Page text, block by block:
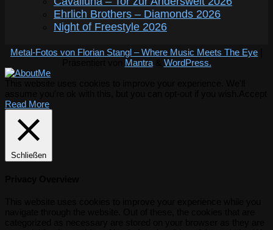
Ehrlich Brothers – Diamonds 2026
Night of Freestyle 2026
Metal-Fotos von Florian Stangl – Where Music Meets The Eye
Mantra& WordPress.
Read More
Schließen